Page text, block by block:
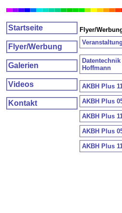
Startseite
Flyer/Werbung
Galerien
Videos
Kontakt
Flyer/
Datentechnik
Hoffmann
AKBH Plus
AKBH Plus
AKBH Plus
AKBH Plus
AKBH Plus